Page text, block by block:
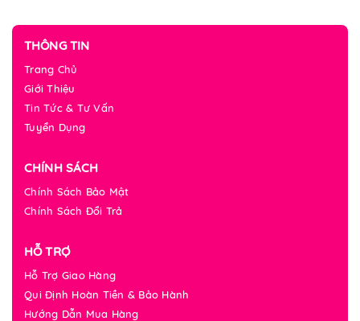
THÔNG TIN
Trang Chủ
Giới Thiệu
Tin Tức & Tư Vấn
Tuyển Dụng
CHÍNH SÁCH
Chính Sách Bảo Mật
Chính Sách Đổi Trả
HỖ TRỢ
Hỗ Trợ Giao Hàng
Qui Định Hoàn Tiền & Bảo Hành
Hướng Dẫn Mua Hàng